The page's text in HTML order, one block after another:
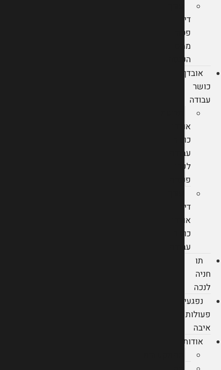
דין
פטור
ממס
הכנסה
אובדן
כושר
עבודה
אובדן
כושר
עבודה
לקרן
פנסיה
דין
אובדן
כושר
עבודה
תו
חניה
לנכה
נפגעי
פעולות
איבה
אודות